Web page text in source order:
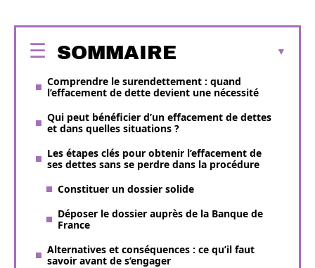
SOMMAIRE
Comprendre le surendettement : quand
l’effacement de dette devient une nécessité
Qui peut bénéficier d’un effacement de dettes
et dans quelles situations ?
Les étapes clés pour obtenir l’effacement de
ses dettes sans se perdre dans la procédure
Constituer un dossier solide
Déposer le dossier auprès de la Banque de
France
Alternatives et conséquences : ce qu’il faut
savoir avant de s’engager